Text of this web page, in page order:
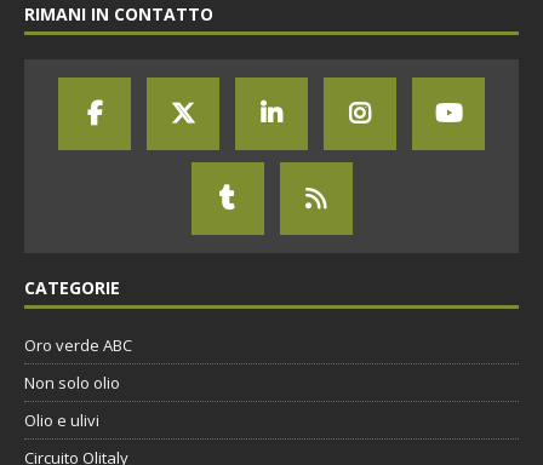
RIMANI IN CONTATTO
CATEGORIE
Oro verde ABC
Non solo olio
Olio e ulivi
Circuito Olitaly